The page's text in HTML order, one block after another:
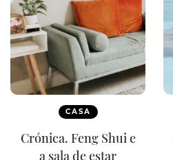
CASA
Crónica. Feng Shui e
a sala de estar